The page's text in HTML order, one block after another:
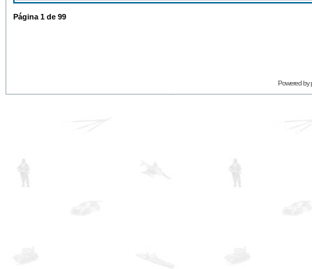
Página 1 de 99
Powered by